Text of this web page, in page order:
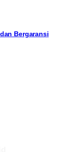
Bergaransi